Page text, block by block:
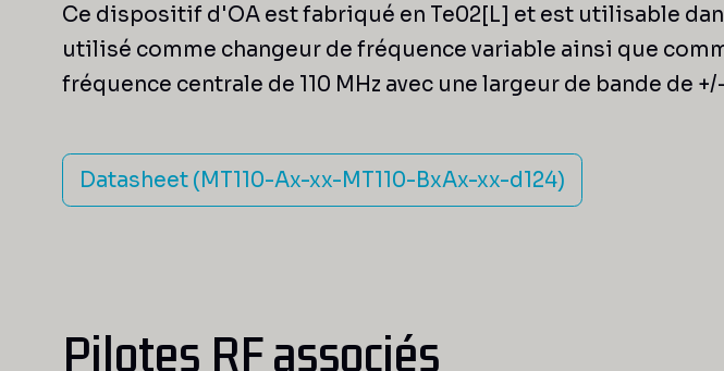
Ce dispositif d'OA est fabriqué en Te02[L] et est utilisable
utilisé comme changeur de fréquence variable ainsi que
fréquence centrale de 110 MHz avec une largeur de bande de
Datasheet (MT110-Ax-xx-MT110-BxAx-xx-d124)
Pilotes RF associés